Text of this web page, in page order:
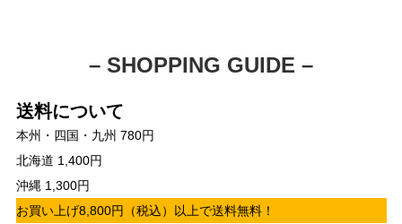
– SHOPPING GUIDE –
送料について
本州・四国・九州 780円
北海道 1,400円
沖縄 1,300円
お買い上げ8,800円（税込）以上で送料無料！